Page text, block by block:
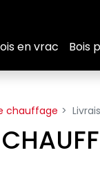
en vrac Bois
chauffage